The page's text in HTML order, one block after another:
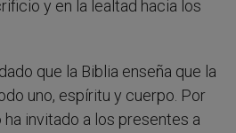
y en la lealtad hacia los
que la Biblia enseña que la
uno, espíritu y cuerpo. Por
invitado a los presentes a